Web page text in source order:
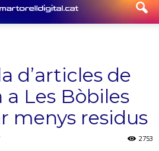
d’articles de
Les Bòbiles
menys residus
2753